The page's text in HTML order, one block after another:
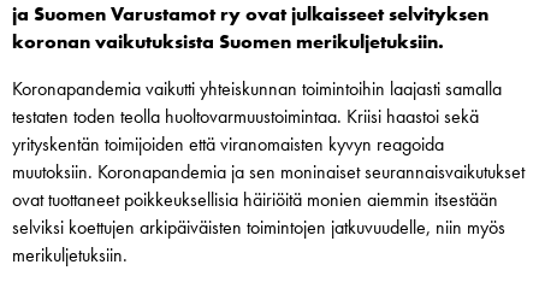
ja Suomen Varustamot ry ovat julkaisseet selvityksen
koronan vaikutuksista Suomen merikuljetuksiin.
Koronapandemia vaikutti yhteiskunnan toimintoihin laajasti samalla
testaten toden teolla huoltovarmuustoimintaa. Kriisi haastoi sekä
yrityskentän toimijoiden että viranomaisten kyvyn reagoida
muutoksiin. Koronapandemia ja sen moninaiset seurannaisvaikutukset
ovat tuottaneet poikkeuksellisia häiriöitä monien aiemmin itsestään
selviksi koettujen arkipäiväisten toimintojen jatkuvuudelle, niin myös
merikuljetuksiin.